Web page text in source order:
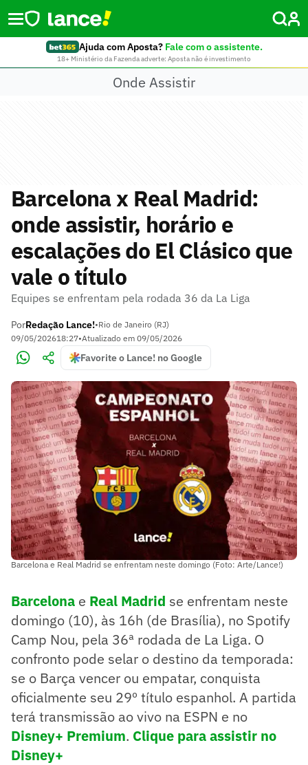
Ajuda com Aposta? Fale com o assistente.
18+ Ministério da Fazenda adverte: Aposta não é investimento
Onde Assistir
Barcelona x Real Madrid:
onde assistir, horário e
escalações do El Clásico que
vale o título
Equipes se enfrentam pela rodada 36 da La Liga
PorRedação Lance!•Rio de Janeiro (RJ)
09/05/202618:27•Atualizado em 09/05/2026
Favorite o Lance! no Google
Barcelona e Real Madrid se enfrentam neste domingo (Foto: Arte/Lance!)
Barcelona e Real Madrid se enfrentam neste
domingo (10), às 16h (de Brasília), no Spotify
Camp Nou, pela 36ª rodada de La Liga. O
confronto pode selar o destino da temporada:
se o Barça vencer ou empatar, conquista
oficialmente seu 29º título espanhol. A partida
terá transmissão ao vivo na ESPN e no
Disney+ Premium. Clique para assistir no
Disney+